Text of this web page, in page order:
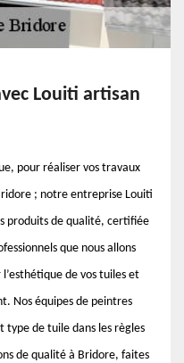
Louiti artisan
pour réaliser vos travaux
; notre entreprise Louiti
produits de qualité, certifiée
que nous allons
de vos tuiles et
Nos équipes de peintres
de tuile dans les règles
de qualité à Bridore, faites